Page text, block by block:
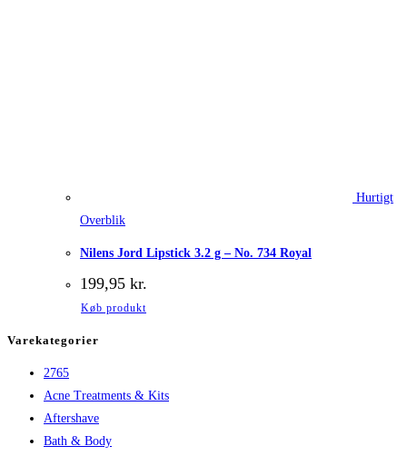
Hurtigt
Overblik
Nilens Jord Lipstick 3.2 g – No. 734 Royal
199,95 kr.
Køb produkt
Varekategorier
2765
Acne Treatments & Kits
Aftershave
Bath & Body